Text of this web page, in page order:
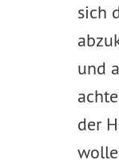
sich
und
der